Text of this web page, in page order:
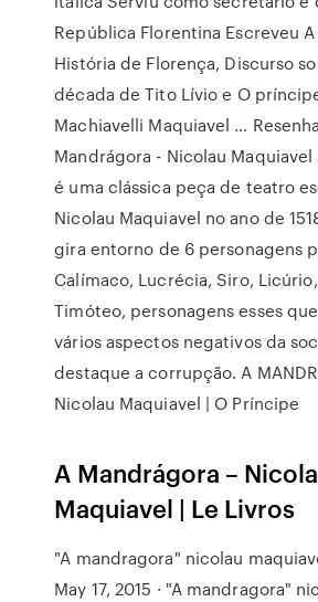
República Florentina Escreveu
História de Florença, Discurso
década de Tito Lívio e O
Machiavelli Maquiavel …
Mandrágora - Nicolau Maquiavel
é uma clássica peça de teatro
Nicolau Maquiavel no ano de
gira entorno de 6 personagens
Calímaco, Lucrécia, Siro,
Timóteo, personagens esses
vários aspectos negativos da
destaque a corrupção. A
Nicolau Maquiavel | O Príncipe
A Mandrágora –
Maquiavel | Le Livros
"A mandragora" nicolau
May 17, 2015 · "A mandragora"